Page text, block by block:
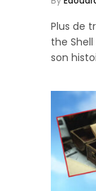
Plus de
the
son